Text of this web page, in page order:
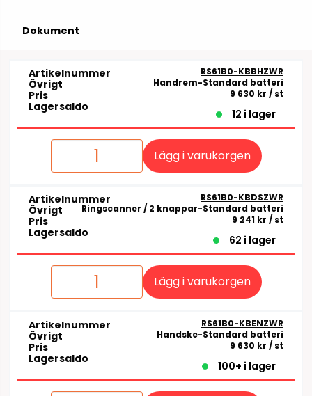
Dokument
Artikelnummer RS61B0-KBBHZWR
Övrigt Handrem-Standard batteri
Pris 9 630 kr / st
Lagersaldo
12 i lager
Lägg i varukorgen
Artikelnummer RS61B0-KBDSZWR
Övrigt Ringscanner / 2 knappar-Standard batteri
Pris 9 241 kr / st
Lagersaldo
62 i lager
Lägg i varukorgen
Artikelnummer RS61B0-KBENZWR
Övrigt Handske-Standard batteri
Pris 9 630 kr / st
Lagersaldo
100+ i lager